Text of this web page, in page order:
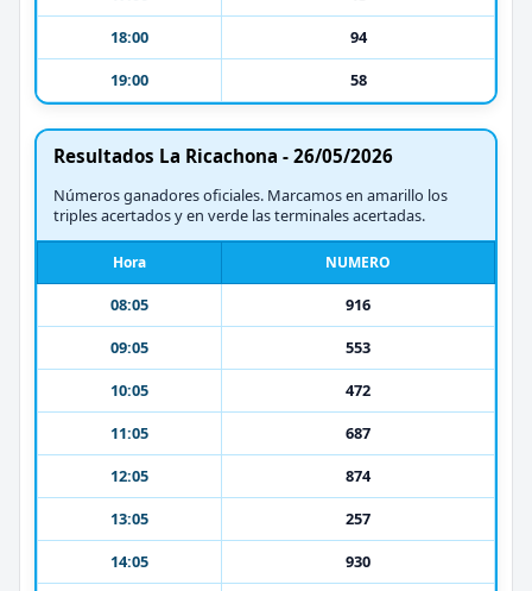
18:00
94
19:00
58
Resultados La Ricachona - 26/05/2026
Números ganadores oficiales. Marcamos en amarillo los
triples acertados y en verde las terminales acertadas.
Hora NUMERO
08:05
916
09:05
553
10:05
472
11:05
687
12:05
874
13:05
257
14:05
930